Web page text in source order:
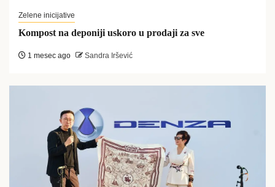
Zelene inicijative
Kompost na deponiji uskoro u prodaji za sve
1 mesec ago Sandra Iršević